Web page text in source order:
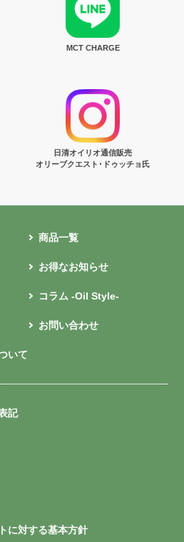
MCT CHARGE
日清オイリオ通信販売
オリーブクエスト･ドゥッチョ氏
商品一覧
お得なお知らせ
コラム -Oil Style-
お問い合わせ
いて
記
に対する基本方針